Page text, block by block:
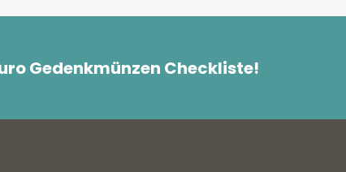
Gedenkmünzen Checkliste!